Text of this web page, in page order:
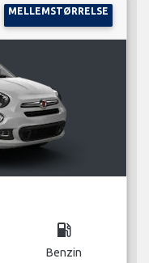
MELLEMSTØRRELSE
local_gas_station
Benzin